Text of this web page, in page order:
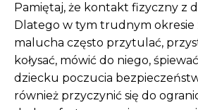
Pamiętaj, że kontakt fizyczny z
Dlatego w tym trudnym okresie
malucha często przytulać,
kołysać, mówić do niego,
dziecku poczucia
również przyczynić się do